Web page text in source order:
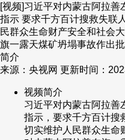
视频 小央视频 小
现场 前线 比划
体育 直播 竞猜
VIP会员
财经 教育 乡村振兴
[视频]习近平对内蒙古阿拉
指示 要求千方百计搜救失联
民群众生命财产安全和社会
旗一露天煤矿坍塌事故作出
简介
来源：央视网 更新时间：
视频简介
习近平对内蒙古阿拉善
指示，要求千方百计搜
切实维护人民群众生命